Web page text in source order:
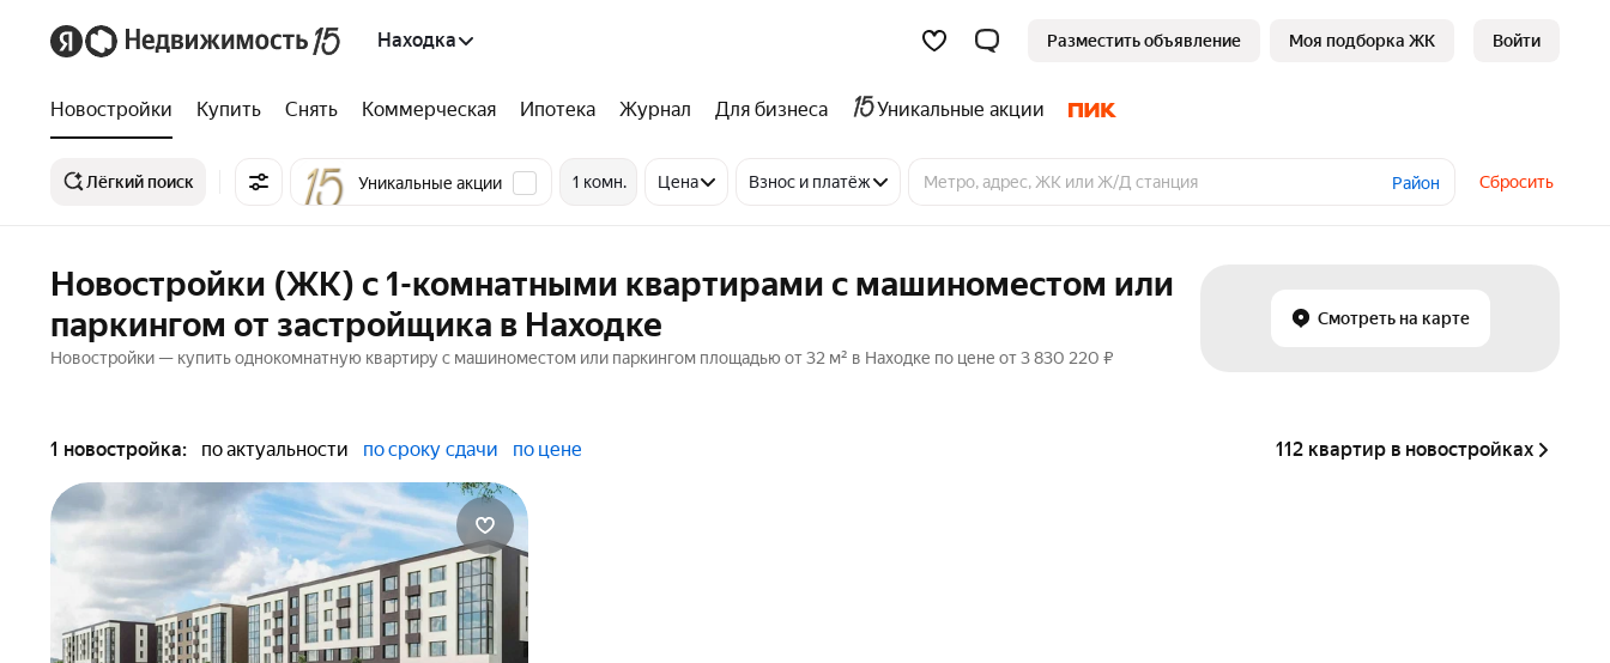
Находка Разместить объявление Моя подборка ЖК Войти
Новостройки Купить Снять Коммерческая Ипотека Журнал Для бизнеса Уникальные акции
Лёгкий поиск Уникальные акции 1 комн. Цена Взнос и платёж Район Сбросить
Новостройки (ЖК) с 1-комнатными квартирами с машиноместом или
паркингом от застройщика в Находке
Новостройки — купить однокомнатную квартиру с машиноместом или паркингом площадью от 32 м² в Находке по цене от 3 830 220 ₽
Смотреть на карте
1 новостройка: по актуальности по сроку сдачи по цене 112 квартир в новостройках